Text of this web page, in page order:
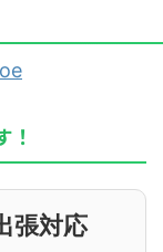
張対応